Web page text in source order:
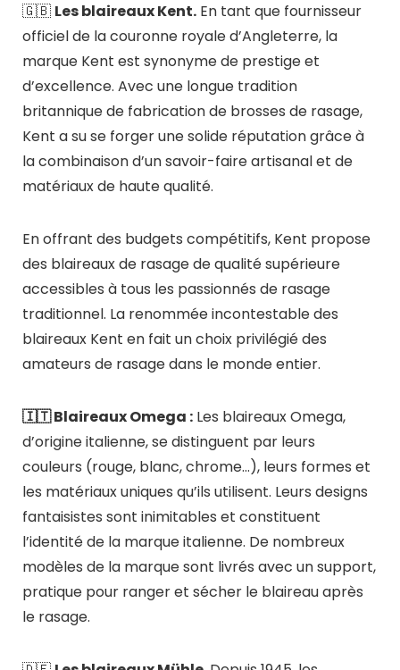
🇬🇧 Les blaireaux Kent. En tant que fournisseur
officiel de la couronne royale d’Angleterre, la
marque Kent est synonyme de prestige et
d’excellence. Avec une longue tradition
britannique de fabrication de brosses de rasage,
Kent a su se forger une solide réputation grâce à
la combinaison d’un savoir-faire artisanal et de
matériaux de haute qualité.
En offrant des budgets compétitifs, Kent propose
des blaireaux de rasage de qualité supérieure
accessibles à tous les passionnés de rasage
traditionnel. La renommée incontestable des
blaireaux Kent en fait un choix privilégié des
amateurs de rasage dans le monde entier.
🇮🇹 Blaireaux Omega : Les blaireaux Omega,
d’origine italienne, se distinguent par leurs
couleurs (rouge, blanc, chrome…), leurs formes et
les matériaux uniques qu’ils utilisent. Leurs designs
fantaisistes sont inimitables et constituent
l’identité de la marque italienne. De nombreux
modèles de la marque sont livrés avec un support,
pratique pour ranger et sécher le blaireau après
le rasage.